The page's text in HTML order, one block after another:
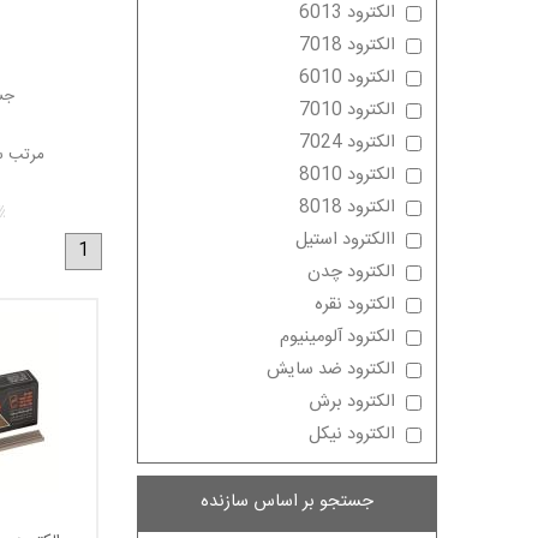
الکترود 6013
الکترود 7018
الکترود 6010
الکترود 7010
الکترود 7024
الکترود 8010
الکترود 8018
االکترود استیل
الکترود چدن
الکترود نقره
الکترود آلومینیوم
الکترود ضد سایش
الکترود برش
الکترود نیکل
جستجو بر اساس سازنده
الکترود
مهندسین
الکترود چیتا
راحتی
فروش شرکت
مرتب
1